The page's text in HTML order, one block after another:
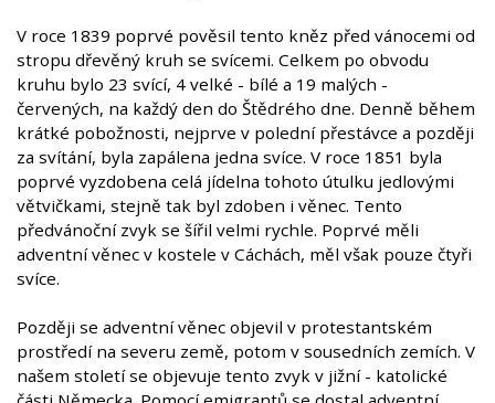
V roce 1839 poprvé pověsil tento kněz před vánocemi od
stropu dřevěný kruh se svícemi. Celkem po obvodu
kruhu bylo 23 svící, 4 velké - bílé a 19 malých -
červených, na každý den do Štědrého dne. Denně během
krátké pobožnosti, nejprve v polední přestávce a později
za svítání, byla zapálena jedna svíce. V roce 1851 byla
poprvé vyzdobena celá jídelna tohoto útulku jedlovými
větvičkami, stejně tak byl zdoben i věnec. Tento
předvánoční zvyk se šířil velmi rychle. Poprvé měli
adventní věnec v kostele v Cáchách, měl však pouze čtyři
svíce.
Později se adventní věnec objevil v protestantském
prostředí na severu země, potom v sousedních zemích. V
našem století se objevuje tento zvyk v jižní - katolické